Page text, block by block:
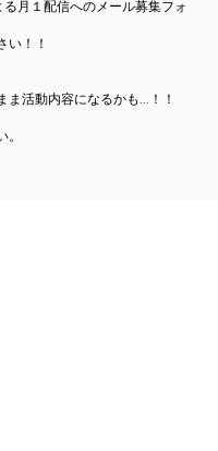
月１配信へのメール募集フォ
い！！
ま活動内容になるかも...！！